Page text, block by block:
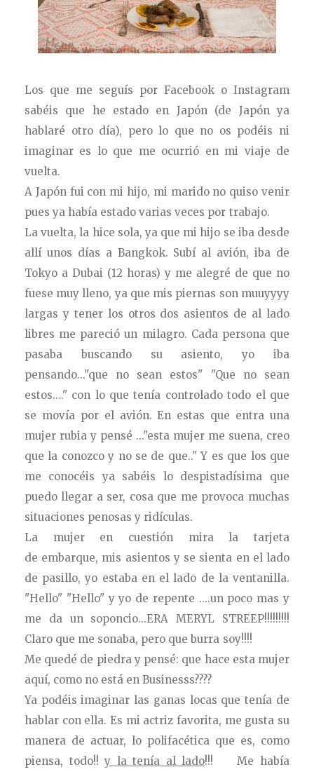
Los que me seguís por Facebook o Instagram
sabéis que he estado en Japón (de Japón ya
hablaré otro día), pero lo que no os podéis ni
imaginar es lo que me ocurrió en mi viaje de
vuelta.
A Japón fui con mi hijo, mi marido no quiso venir
pues ya había estado varias veces por trabajo.
La vuelta, la hice sola, ya que mi hijo se iba desde
allí unos días a Bangkok. Subí al avión, iba de
Tokyo a Dubai (12 horas) y me alegré de que no
fuese muy lleno, ya que mis piernas son muuyyyy
largas y tener los otros dos asientos de al lado
libres me pareció un milagro. Cada persona que
pasaba buscando su asiento, yo iba
pensando..."que no sean estos" "Que no sean
estos...." con lo que tenía controlado todo el que
se movía por el avión. En estas que entra una
mujer rubia y pensé ..."esta mujer me suena, creo
que la conozco y no se de que.." Y es que los que
me conocéis ya sabéis lo despistadísima que
puedo llegar a ser, cosa que me provoca muchas
situaciones penosas y ridículas.
La mujer en cuestión mira la tarjeta
de embarque, mis asientos y se sienta en el lado
de pasillo, yo estaba en el lado de la ventanilla.
"Hello" "Hello" y yo de repente ....un poco mas y
me da un soponcio...ERA MERYL STREEP!!!!!!!!!
Claro que me sonaba, pero que burra soy!!!!
Me quedé de piedra y pensé: que hace esta mujer
aquí, como no está en Businesss????
Ya podéis imaginar las ganas locas que tenía de
hablar con ella. Es mi actriz favorita, me gusta su
manera de actuar, lo polifacética que es, como
piensa, todo!!y la tenía al lado!!! Me había